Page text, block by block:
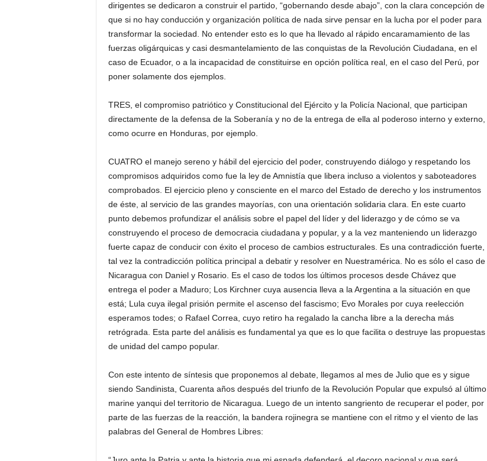
dirigentes se dedicaron a construir el partido, “gobernando desde abajo”, con la clara concepción de
que si no hay conducción y organización política de nada sirve pensar en la lucha por el poder para
transformar la sociedad. No entender esto es lo que ha llevado al rápido encaramamiento de las
fuerzas oligárquicas y casi desmantelamiento de las conquistas de la Revolución Ciudadana, en el
caso de Ecuador, o a la incapacidad de constituirse en opción política real, en el caso del Perú, por
poner solamente dos ejemplos.
TRES, el compromiso patriótico y Constitucional del Ejército y la Policía Nacional, que participan
directamente de la defensa de la Soberanía y no de la entrega de ella al poderoso interno y externo,
como ocurre en Honduras, por ejemplo.
CUATRO el manejo sereno y hábil del ejercicio del poder, construyendo diálogo y respetando los
compromisos adquiridos como fue la ley de Amnistía que libera incluso a violentos y saboteadores
comprobados. El ejercicio pleno y consciente en el marco del Estado de derecho y los instrumentos
de éste, al servicio de las grandes mayorías, con una orientación solidaria clara. En este cuarto
punto debemos profundizar el análisis sobre el papel del líder y del liderazgo y de cómo se va
construyendo el proceso de democracia ciudadana y popular, y a la vez manteniendo un liderazgo
fuerte capaz de conducir con éxito el proceso de cambios estructurales. Es una contradicción fuerte,
tal vez la contradicción política principal a debatir y resolver en Nuestramérica. No es sólo el caso de
Nicaragua con Daniel y Rosario. Es el caso de todos los últimos procesos desde Chávez que
entrega el poder a Maduro; Los Kirchner cuya ausencia lleva a la Argentina a la situación en que
está; Lula cuya ilegal prisión permite el ascenso del fascismo; Evo Morales por cuya reelección
esperamos todes; o Rafael Correa, cuyo retiro ha regalado la cancha libre a la derecha más
retrógrada. Esta parte del análisis es fundamental ya que es lo que facilita o destruye las propuestas
de unidad del campo popular.
Con este intento de síntesis que proponemos al debate, llegamos al mes de Julio que es y sigue
siendo Sandinista, Cuarenta años después del triunfo de la Revolución Popular que expulsó al último
marine yanqui del territorio de Nicaragua. Luego de un intento sangriento de recuperar el poder, por
parte de las fuerzas de la reacción, la bandera rojinegra se mantiene con el ritmo y el viento de las
palabras del General de Hombres Libres: